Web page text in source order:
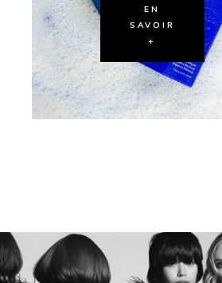
EN
SAVOIR
+